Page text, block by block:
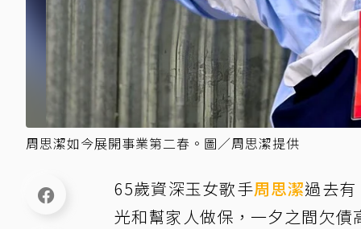
周思潔如今展開事業第二春。圖／周思潔提供
65歲資深玉女歌手周思潔過去
光和幫家人做保，一夕之間欠